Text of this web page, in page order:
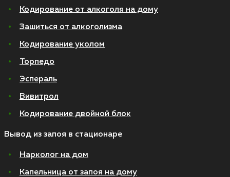
Кодирование от алкоголя на дому
Зашиться от алкоголизма
Кодирование уколом
Торпедо
Эспераль
Вивитрол
Кодирование двойной блок
Вывод из запоя в стационаре
Нарколог на дом
Капельница от запоя на дому